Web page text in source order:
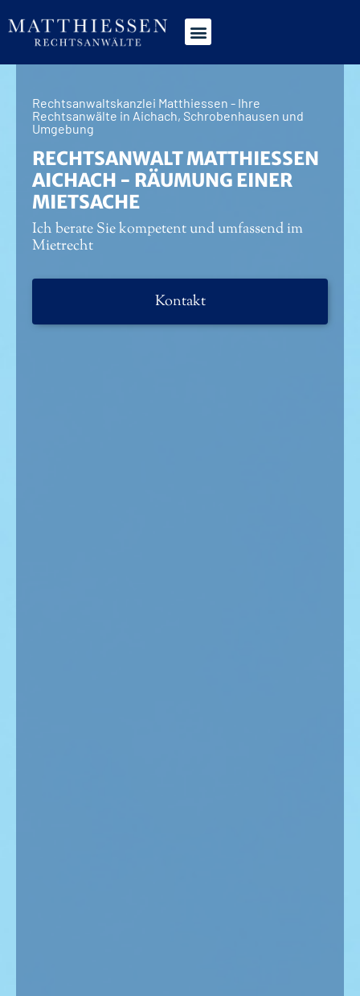
Rechtsanwaltskanzlei Matthiessen - Ihre
Rechtsanwälte in Aichach, Schrobenhausen und
Umgebung
RECHTSANWALT MATTHIESSEN
AICHACH - RÄUMUNG EINER
MIETSACHE
Ich berate Sie kompetent und umfassend im
Mietrecht
Kontakt